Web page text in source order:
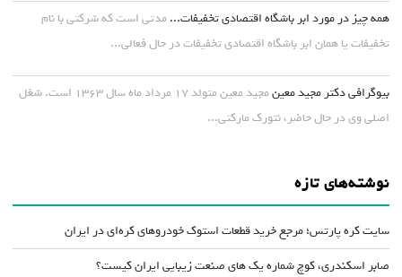
همه چیز در مورد ابر باشگاه اقتصادی تخفیفات... مدتی است که شرکتی با نام
تخفیفات یا همان ابر باشگاه اقتصادی تخفیفات در حال فعالی...
بیوگرافی دکتر مجید معین
مجید معین متولد ۱۷ مرداد ماه سال ۱۳۶۳ است. شغل
اصلی وی در حال حاضر، نتورک مارکتی...
نوشته‌های تازه
سایت کره پارتس؛ مرجع خرید قطعات استوک خودروهای کره‌ای در ایران
صابر اسکندری، کوچ شماره یک های صنعت زیبایی ایران کیست؟